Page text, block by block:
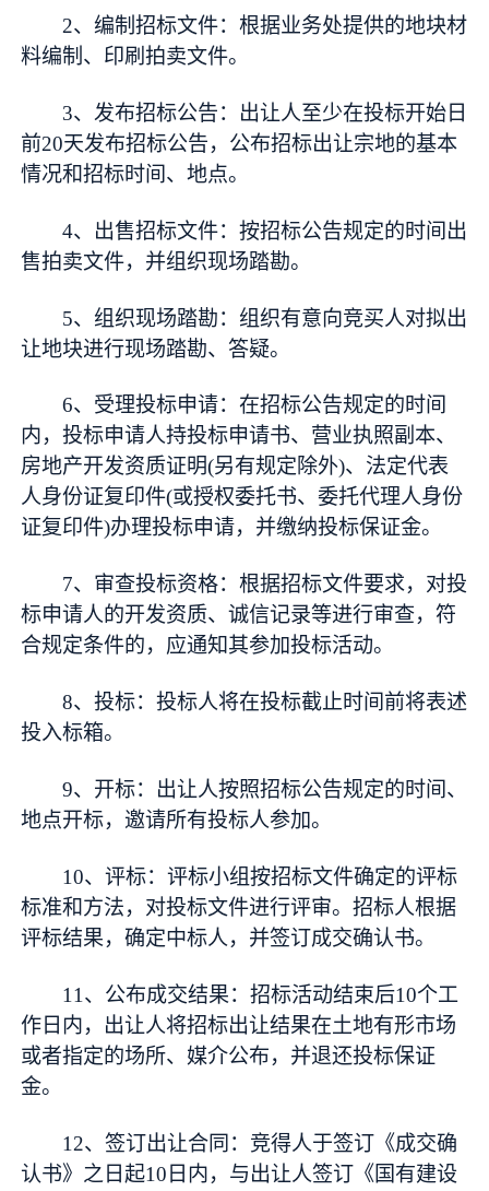
2、编制招标文件：根据业务处提供的地块材
料编制、印刷拍卖文件。
3、发布招标公告：出让人至少在投标开始日
前20天发布招标公告，公布招标出让宗地的基本
情况和招标时间、地点。
4、出售招标文件：按招标公告规定的时间出
售拍卖文件，并组织现场踏勘。
5、组织现场踏勘：组织有意向竞买人对拟出
让地块进行现场踏勘、答疑。
6、受理投标申请：在招标公告规定的时间
内，投标申请人持投标申请书、营业执照副本、
房地产开发资质证明(另有规定除外)、法定代表
人身份证复印件(或授权委托书、委托代理人身份
证复印件)办理投标申请，并缴纳投标保证金。
7、审查投标资格：根据招标文件要求，对投
标申请人的开发资质、诚信记录等进行审查，符
合规定条件的，应通知其参加投标活动。
8、投标：投标人将在投标截止时间前将表述
投入标箱。
9、开标：出让人按照招标公告规定的时间、
地点开标，邀请所有投标人参加。
10、评标：评标小组按招标文件确定的评标
标准和方法，对投标文件进行评审。招标人根据
评标结果，确定中标人，并签订成交确认书。
11、公布成交结果：招标活动结束后10个工
作日内，出让人将招标出让结果在土地有形市场
或者指定的场所、媒介公布，并退还投标保证
金。
12、签订出让合同：竞得人于签订《成交确
认书》之日起10日内，与出让人签订《国有建设